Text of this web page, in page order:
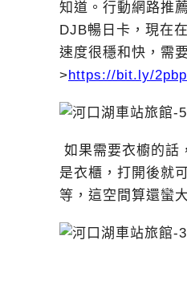
知道。行動網路推
DJB暢日卡，現在
速度很穩和快，需
>https://bit.ly/
如果需要衣櫥的話
是衣櫃，打開後就
等，這空間算還蠻